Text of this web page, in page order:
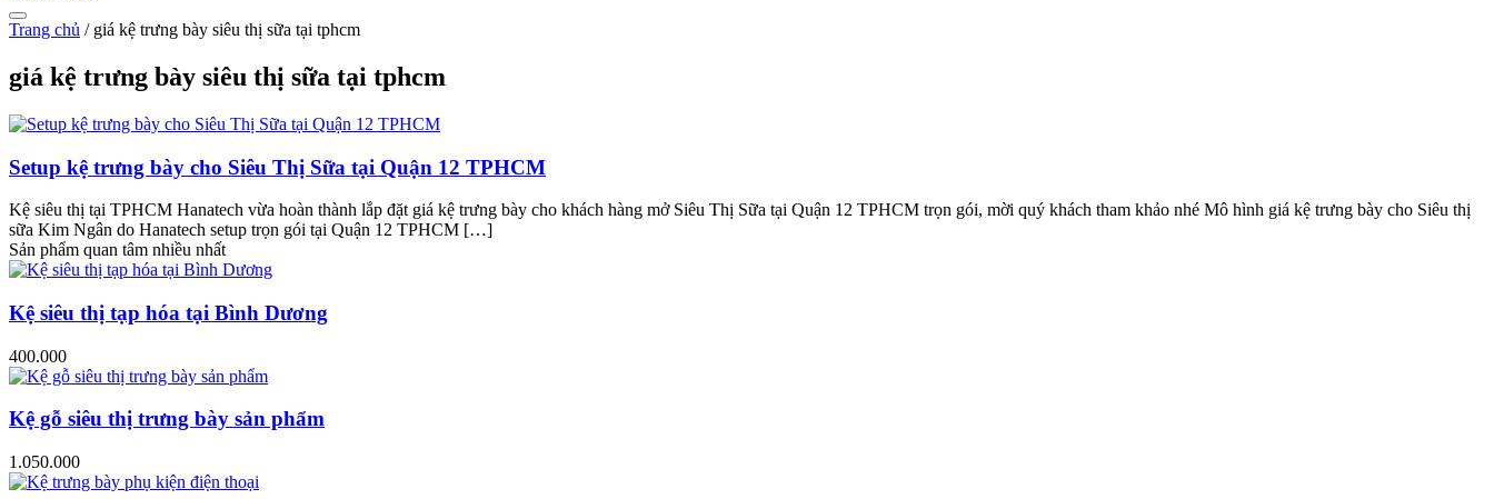
Trang chủ / giá kệ trưng bày siêu thị sữa tại tphcm
giá kệ trưng bày siêu thị sữa tại tphcm
Setup kệ trưng bày cho Siêu Thị Sữa tại Quận 12 TPHCM
Kệ siêu thị tại TPHCM Hanatech vừa hoàn thành lắp đặt giá kệ trưng bày cho khách hàng mở Siêu Thị Sữa tại Quận 12 TPHCM trọn gói, mời quý khách tham khảo nhé Mô hình giá kệ trưng bày cho Siêu thị
sữa Kim Ngân do Hanatech setup trọn gói tại Quận 12 TPHCM […]
Sản phẩm quan tâm nhiều nhất
Kệ siêu thị tạp hóa tại Bình Dương
400.000
Kệ gỗ siêu thị trưng bày sản phẩm
1.050.000